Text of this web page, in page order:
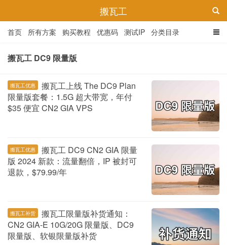
搬瓦工
首页 所有方案 购买教程 优惠码 测试IP 分类目录
搬瓦工 DC9 限量版
搬瓦工优惠
搬瓦工上线 The DC9 Plan
限量版套餐：1.5G 超大带宽，年付
$35 便宜 CN2 GIA VPS
搬瓦工优惠
搬瓦工 DC9 CN2 GIA 限量
版 2024 新款：流量翻倍，IP 被封可
退款，$79.99/年
搬瓦工补货
搬瓦工限量版补货通知：
CN2 GIA-E 10G/20G 限量版、DC9
限量版、软银限量版补货